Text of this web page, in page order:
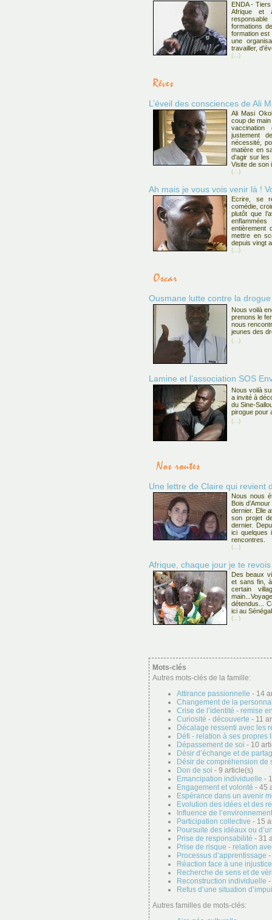
ENDA -
Afrique et
formations
formation est
une
travailler,
(...)
L’éveil des consciences de Ali
Ali Masi
coup de
justement
nécessité,
matière en
d’agir sur
Visite de son
(...)
Ah mais je vous vois venir là !
Ecrire, se
comédie,
plutôt que
entièrement
mettre en
depuis vingt
(...)
Ousmane lutte contre la
Nous voilà
prenons le
nous
jeunes des
(...)
Lamine et l’association SOS
Nous voilà
a invité à
du Sine-
pirogue pour
(...)
Une lettre de Claire qui revient
Nous nous
Bois
dernier. Elle
son projet
dernier.
ici quelques
rencontres.
(...)
Afrique, chaque jour je te revois
Des beaux
et sans fin, à
certain
détendus...
ici au
(...)
Mots-clés
Autres mots-clés de la famille:
Attirance passionnelle - 14
Changement de la
Crise de l’identité - remise
Curiosité - découverte - 11
Décalage ressenti avec les
Défi - relation à ses propres
Dépassement de soi - 10
Désir d’échange et de
Désir de compréhension de
Don de soi - 9 article(s)
Emancipation individuelle -
Engagement et volonté - 45
Espérance dans un avenir
Evolution des idées et des
Influence de
Participation collective - 15
Poursuite des idéaux ou
Prise de responsabilité - 31
Prise de risque - relation
Processus d’apprentissage -
Réaction face à une injustice
Recherche de sens et de
Reconstruction individuelle -
Refus d’une situation
Autres familles de mots-clés: